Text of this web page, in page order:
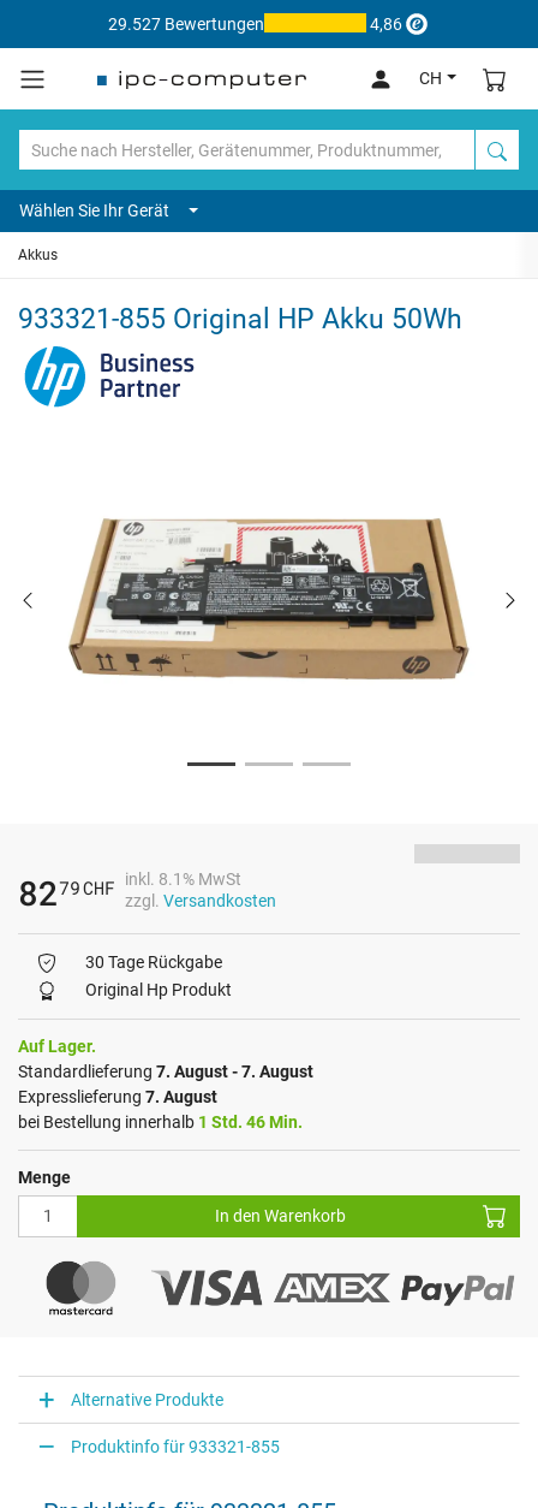
29.527 Bewertungen 4,86
CH
Wählen Sie Ihr Gerät
Akkus
933321-855 Original HP Akku 50Wh
8279CHF
inkl. 8.1% MwSt
zzgl. Versandkosten
30 Tage Rückgabe
Original Hp Produkt
Auf Lager.
Standardlieferung 7. August - 7. August
Expresslieferung 7. August
bei Bestellung innerhalb 1 Std. 46 Min.
Menge
In den Warenkorb
Alternative Produkte
Produktinfo für 933321-855